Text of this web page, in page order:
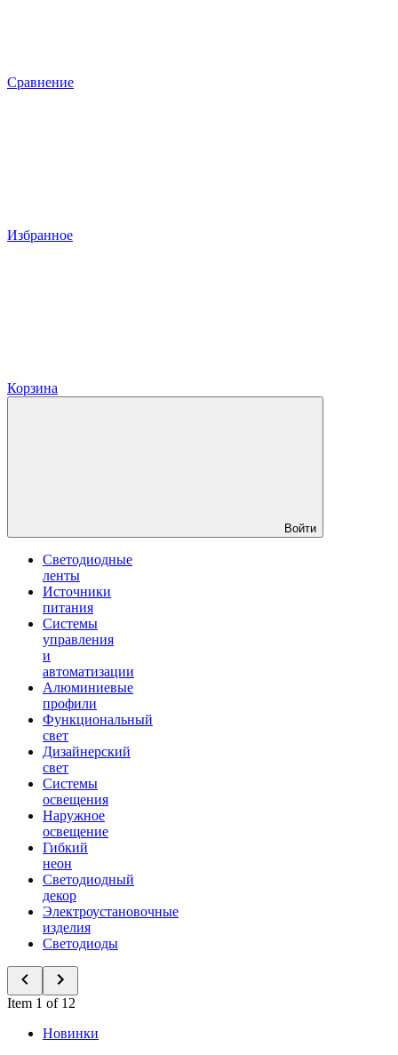
Сравнение
Избранное
Корзина
Войти
Светодиодные
ленты
Источники
питания
Системы
управления
и
автоматизации
Алюминиевые
профили
Функциональный
свет
Дизайнерский
свет
Системы
освещения
Наружное
освещение
Гибкий
неон
Светодиодный
декор
Электроустановочные
изделия
Светодиоды
Item 1 of 12
Новинки